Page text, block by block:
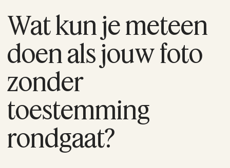
Wat kun je meteen
doen als jouw foto
zonder
toestemming
rondgaat?